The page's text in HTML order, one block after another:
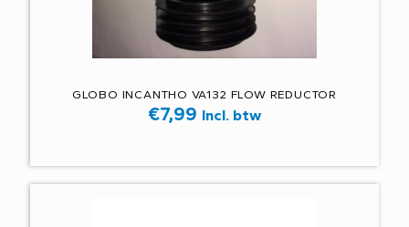
GLOBO INCANTHO VA132 FLOW REDUCTOR
€7,99 Incl. btw